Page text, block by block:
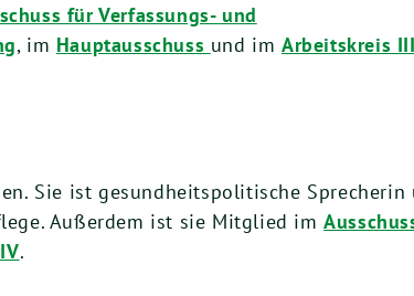
für Verfassungs- und
, im Hauptausschuss und im Arbeitskreis III
Sie ist gesundheitspolitische Sprecherin
Außerdem ist sie Mitglied im
.